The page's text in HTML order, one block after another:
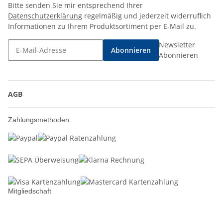
Bitte senden Sie mir entsprechend Ihrer
Datenschutzerklärung regelmäßig und jederzeit widerruflich
Informationen zu Ihrem Produktsortiment per E-Mail zu.
Abonnieren
Newsletter
Abonnieren
AGB
Zahlungsmethoden
Mitgliedschaft